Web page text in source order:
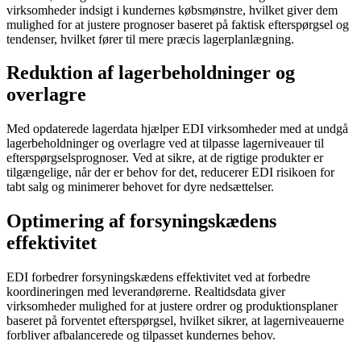
virksomheder indsigt i kundernes købsmønstre, hvilket giver dem
mulighed for at justere prognoser baseret på faktisk efterspørgsel og
tendenser, hvilket fører til mere præcis lagerplanlægning.
Reduktion af lagerbeholdninger og
overlagre
Med opdaterede lagerdata hjælper EDI virksomheder med at undgå
lagerbeholdninger og overlagre ved at tilpasse lagerniveauer til
efterspørgselsprognoser. Ved at sikre, at de rigtige produkter er
tilgængelige, når der er behov for det, reducerer EDI risikoen for
tabt salg og minimerer behovet for dyre nedsættelser.
Optimering af forsyningskædens
effektivitet
EDI forbedrer forsyningskædens effektivitet ved at forbedre
koordineringen med leverandørerne. Realtidsdata giver
virksomheder mulighed for at justere ordrer og produktionsplaner
baseret på forventet efterspørgsel, hvilket sikrer, at lagerniveauerne
forbliver afbalancerede og tilpasset kundernes behov.